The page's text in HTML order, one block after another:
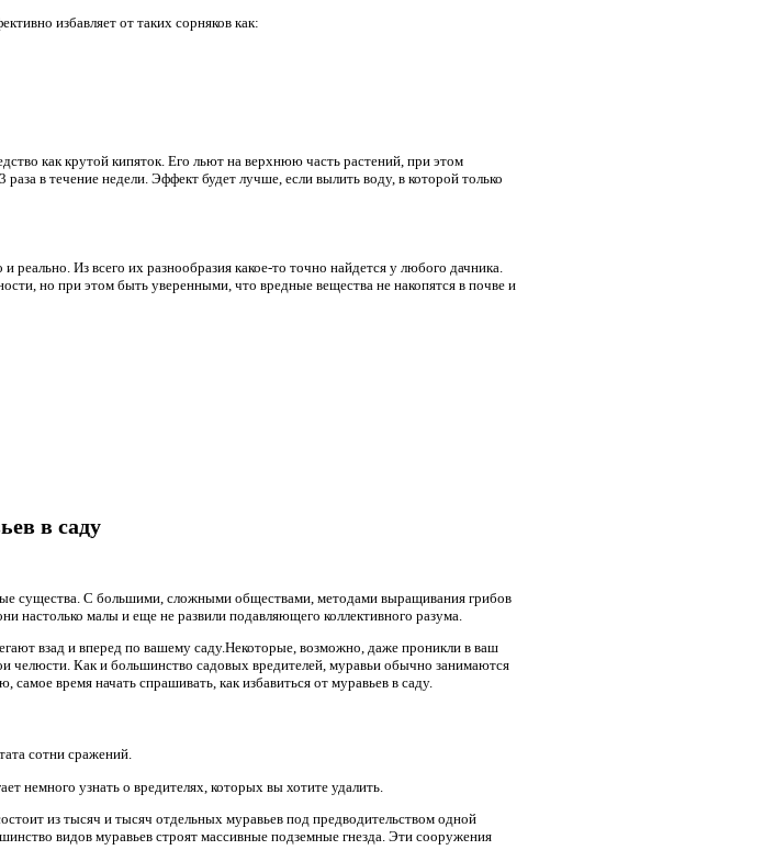
избавляет от таких сорняков как:
как крутой кипяток. Его льют на верхнюю часть растений, при этом
в течение недели. Эффект будет лучше, если вылить воду, в которой только
Из всего их разнообразия какое-то точно найдется у любого дачника.
но при этом быть уверенными, что вредные вещества не накопятся в почве и
в саду
существа. С большими, сложными обществами, методами выращивания грибов
настолько малы и еще не развили подавляющего коллективного разума.
взад и вперед по вашему саду.Некоторые, возможно, даже проникли в ваш
челюсти. Как и большинство садовых вредителей, муравьи обычно занимаются
время начать спрашивать, как избавиться от муравьев в саду.
сотни сражений.
немного узнать о вредителях, которых вы хотите удалить.
из тысяч и тысяч отдельных муравьев под предводительством одной
видов муравьев строят массивные подземные гнезда. Эти сооружения